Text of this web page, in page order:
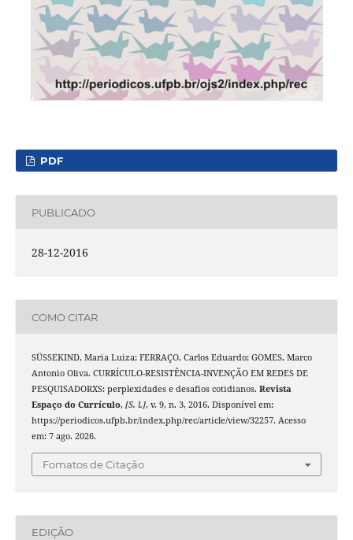
PDF
PUBLICADO
28-12-2016
COMO CITAR
SÜSSEKIND, Maria Luiza; FERRAÇO, Carlos Eduardo; GOMES, Marco
Antonio Oliva. CURRÍCULO-RESISTÊNCIA-INVENÇÃO EM REDES DE
PESQUISADORXS: perplexidades e desafios cotidianos. Revista
Espaço do Currículo, [S. l.], v. 9, n. 3, 2016. Disponível em:
https://periodicos.ufpb.br/index.php/rec/article/view/32257. Acesso
em: 7 ago. 2026.
Fomatos de Citação
EDIÇÃO